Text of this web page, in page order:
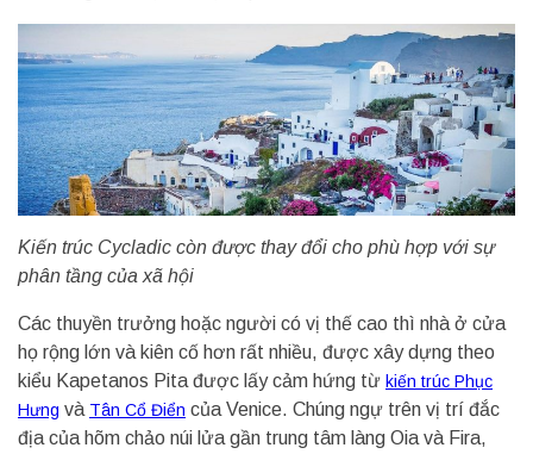
Kiến trúc Cycladic còn được thay đổi cho phù hợp với sự
phân tầng của xã hội
Các thuyền trưởng hoặc người có vị thế cao thì nhà ở cửa
họ rộng lớn và kiên cố hơn rất nhiều, được xây dựng theo
kiểu Kapetanos Pita được lấy cảm hứng từ kiến trúc Phục
Hưng và Tân Cổ Điển của Venice. Chúng ngự trên vị trí đắc
địa của hõm chảo núi lửa gần trung tâm làng Oia và Fira,